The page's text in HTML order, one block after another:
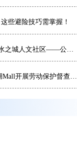
些避险技巧需掌握！
郑波涛带队赴海峡路项目、南湖Mall开展劳动保护督查暨高温慰问